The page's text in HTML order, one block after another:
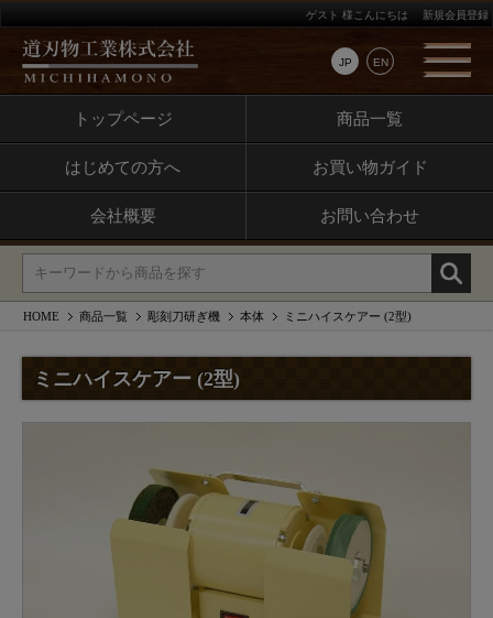
JP EN
ゲスト 様こんにちは 新規会員登録
トップページ 商品一覧
はじめての方へ お買い物ガイド
会社概要 お問い合わせ
HOME 商品一覧 彫刻刀研ぎ機 本体 ミニハイスケアー (2型)
ミニハイスケアー (2型)